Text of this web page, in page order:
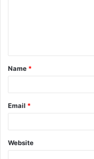
Name *
Email *
Website